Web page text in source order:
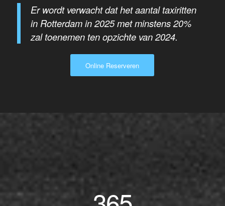
Er wordt verwacht dat het aantal taxiritten
in Rotterdam in 2025 met minstens 20%
zal toenemen ten opzichte van 2024.
Online Reserveren